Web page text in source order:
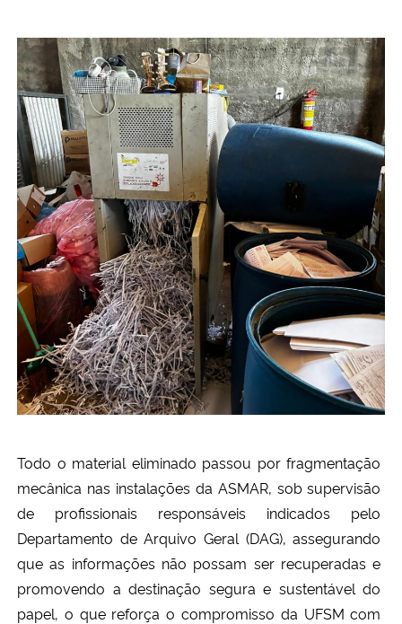
Planalto
Todo o material eliminado passou por fragmentação
mecânica nas instalações da ASMAR, sob supervisão
de profissionais responsáveis indicados pelo
Departamento de Arquivo Geral (DAG), assegurando
que as informações não possam ser recuperadas e
promovendo a destinação segura e sustentável do
papel, o que reforça o compromisso da UFSM com